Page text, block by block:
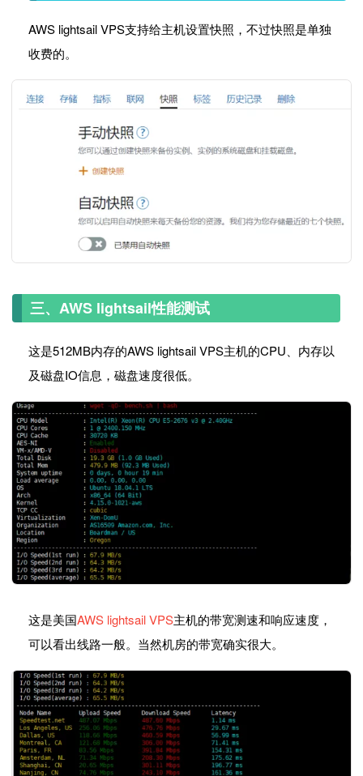
AWS lightsail VPS支持给主机设置快照，不过快照是单独
收费的。
三、AWS lightsail性能测试
这是512MB内存的AWS lightsail VPS主机的CPU、内存以
及磁盘IO信息，磁盘速度很低。
这是美国AWS lightsail VPS主机的带宽测速和响应速度，
可以看出线路一般。当然机房的带宽确实很大。